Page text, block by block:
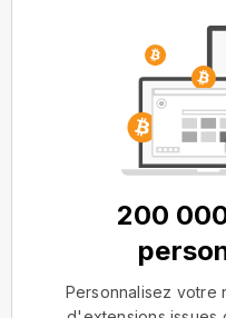
200
Personnalisez votre